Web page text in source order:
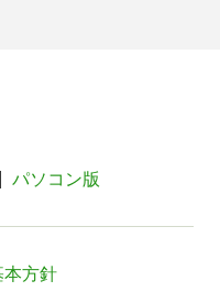
パソコン版
本方針